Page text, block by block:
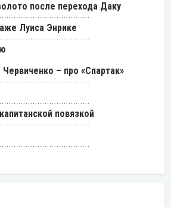
после перехода Даку
Луиса Энрике
– про «Спартак»
повязкой